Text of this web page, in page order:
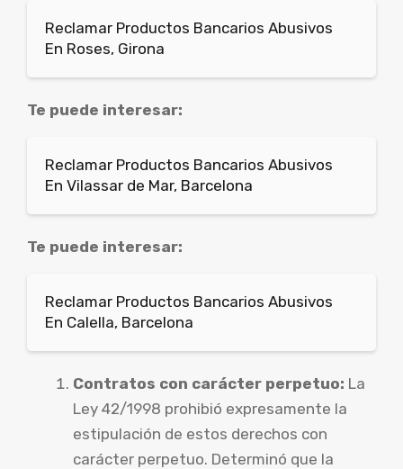
Reclamar Productos Bancarios Abusivos
En Roses, Girona
Te puede interesar:
Reclamar Productos Bancarios Abusivos
En Vilassar de Mar, Barcelona
Te puede interesar:
Reclamar Productos Bancarios Abusivos
En Calella, Barcelona
Contratos con carácter perpetuo: La
Ley 42/1998 prohibió expresamente la
estipulación de estos derechos con
carácter perpetuo. Determinó que la